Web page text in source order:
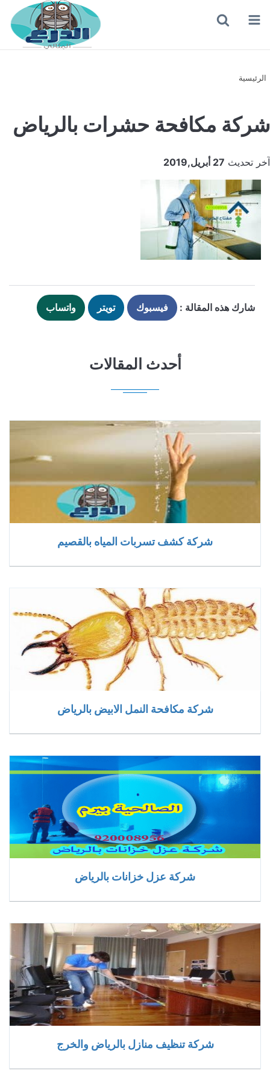
القائمة
الرئيسية
شركة مكافحة حشرات بالرياض
آخر تحديث 27 أبريل,2019
شارك هذه المقالة : فيسبوك تويتر واتساب
أحدث المقالات
شركة كشف تسربات المياه بالقصيم
شركة مكافحة النمل الابيض بالرياض
شركة عزل خزانات بالرياض
شركة تنظيف منازل بالرياض والخرج